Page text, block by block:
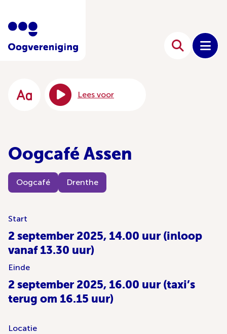
Lees voor
Oogcafé Assen
Oogcafé Drenthe
Start
2 september 2025, 14.00 uur (inloop
vanaf 13.30 uur)
Einde
2 september 2025, 16.00 uur (taxi’s
terug om 16.15 uur)
Locatie